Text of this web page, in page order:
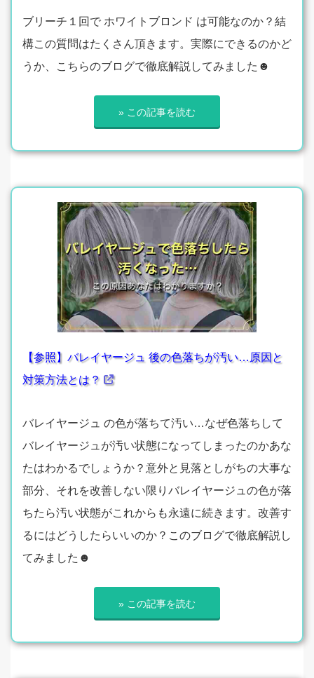
ブリーチ１回で ホワイトブロンド は可能なのか？結
構この質問はたくさん頂きます。実際にできるのかど
うか、こちらのブログで徹底解説してみました☻
» この記事を読む
【参照】バレイヤージュ 後の色落ちが汚い…原因と
対策方法とは？
バレイヤージュ の色が落ちて汚い…なぜ色落ちして
バレイヤージュが汚い状態になってしまったのかあな
たはわかるでしょうか？意外と見落としがちの大事な
部分、それを改善しない限りバレイヤージュの色が落
ちたら汚い状態がこれからも永遠に続きます。改善す
るにはどうしたらいいのか？このブログで徹底解説し
てみました☻
» この記事を読む